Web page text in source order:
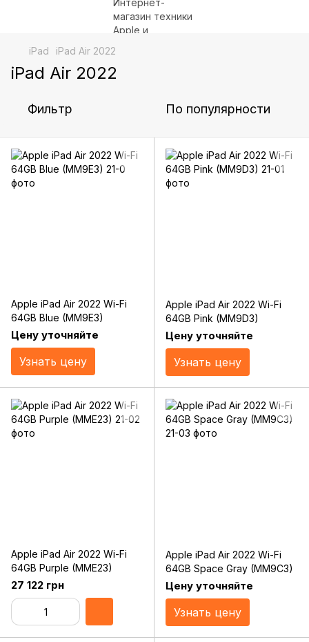
iPad iPad Air 2022
iPad Air 2022
Фильтр По популярности
Apple iPad Air 2022 Wi-Fi
64GB Blue (MM9E3)
Цену уточняйте
Узнать цену
Apple iPad Air 2022 Wi-Fi
64GB Pink (MM9D3)
Цену уточняйте
Узнать цену
Apple iPad Air 2022 Wi-Fi
64GB Purple (MME23)
27 122 грн
Apple iPad Air 2022 Wi-Fi
64GB Space Gray (MM9C3)
Цену уточняйте
Узнать цену